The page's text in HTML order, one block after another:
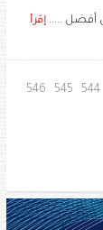
أفضل ..... إقرأ
544
545
546